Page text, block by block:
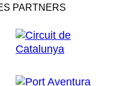
PARTNERS